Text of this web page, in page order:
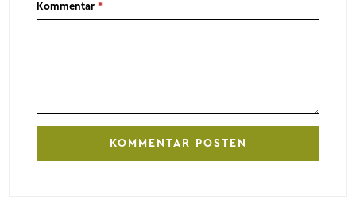
Kommentar*